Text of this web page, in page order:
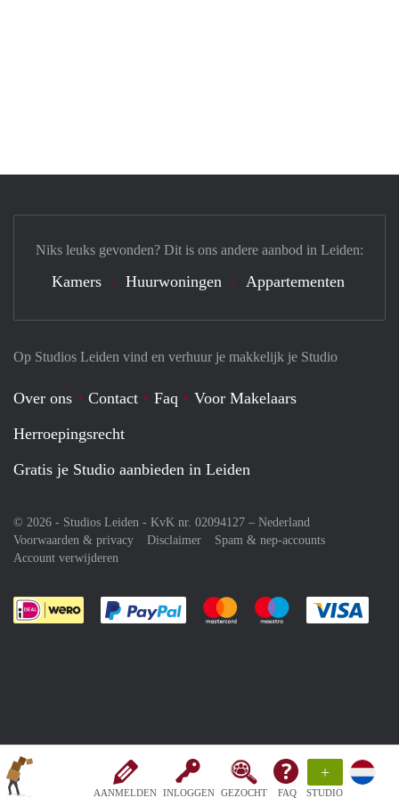
AANMELDEN INLOGGEN GEZOCHT FAQ
+
STUDIO
Op Studios Leiden vind en verhuur je makkelijk je Studio
Over ons Contact Faq
Voor Makelaars
Herroepingsrecht
Gratis je Studio aanbieden in Leiden
© 2026 - Studios Leiden - KvK nr. 02094127 – Nederland
Voorwaarden & privacy
Disclaimer
Spam & nep-accounts
Account verwijderen
Je rekent gemakkelijk af met Paypal
Je rekent gemakkelijk af met
Je rekent
Niks leuks gevonden? Dit is ons andere aanbod in Leiden:
Kamers Huurwoningen Appartementen